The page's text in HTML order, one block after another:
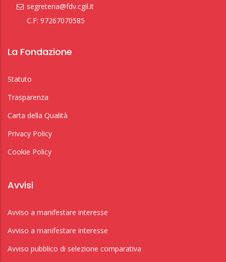
segreteria@fdv.cgil.it
C.F: 97267070585
La Fondazione
Statuto
Trasparenza
Carta della Qualità
Privacy Policy
Cookie Policy
Avvisi
Avviso a manifestare interesse
Avviso a manifestare interesse
Avviso pubblico di selezione comparativa